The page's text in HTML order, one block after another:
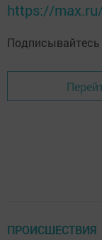
https://
Подписывайтесь
ПРОИСШЕСТВИЯ